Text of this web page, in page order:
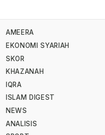
AMEERA
EKONOMI SYARIAH
SKOR
KHAZANAH
IQRA
ISLAM DIGEST
NEWS
ANALISIS